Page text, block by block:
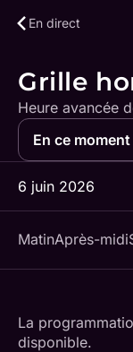
En direct
Grille
Heure avancée
En ce moment
6 juin 2026
MatinAprès-midi
La
disponible.